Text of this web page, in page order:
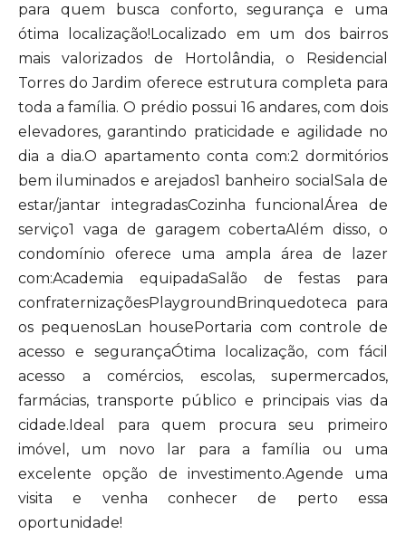
para quem busca conforto, segurança e uma
ótima localização!Localizado em um dos bairros
mais valorizados de Hortolândia, o Residencial
Torres do Jardim oferece estrutura completa para
toda a família. O prédio possui 16 andares, com dois
elevadores, garantindo praticidade e agilidade no
dia a dia.O apartamento conta com:2 dormitórios
bem iluminados e arejados1 banheiro socialSala de
estar/jantar integradasCozinha funcionalÁrea de
serviço1 vaga de garagem cobertaAlém disso, o
condomínio oferece uma ampla área de lazer
com:Academia equipadaSalão de festas para
confraternizaçõesPlaygroundBrinquedoteca para
os pequenosLan housePortaria com controle de
acesso e segurançaÓtima localização, com fácil
acesso a comércios, escolas, supermercados,
farmácias, transporte público e principais vias da
cidade.Ideal para quem procura seu primeiro
imóvel, um novo lar para a família ou uma
excelente opção de investimento.Agende uma
visita e venha conhecer de perto essa
oportunidade!